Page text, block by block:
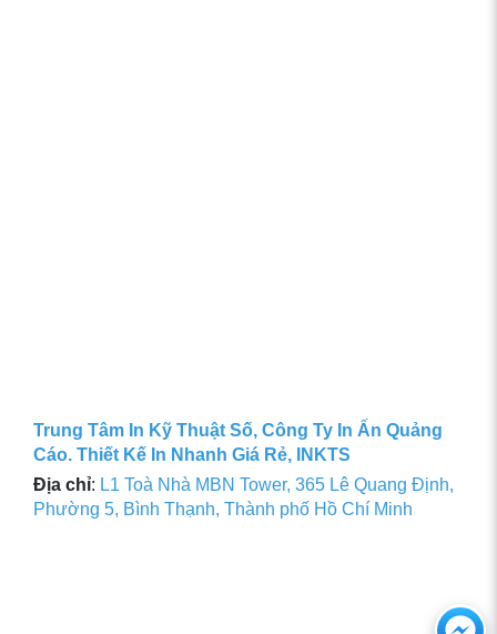
Trung Tâm In Kỹ Thuật Số, Công Ty In Ấn Quảng
Cáo. Thiết Kế In Nhanh Giá Rẻ, INKTS
Địa chỉ: L1 Toà Nhà MBN Tower, 365 Lê Quang Định,
Phường 5, Bình Thạnh, Thành phố Hồ Chí Minh